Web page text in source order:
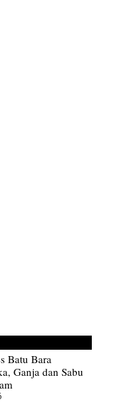
Batu Bara
Ganja dan Sabu